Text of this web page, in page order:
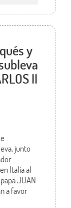
y
II
junto
Italia al
JUAN
a favor